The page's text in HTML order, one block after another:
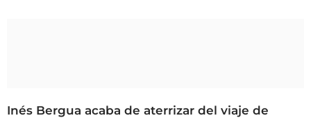
Inés Bergua acaba de aterrizar del viaje de